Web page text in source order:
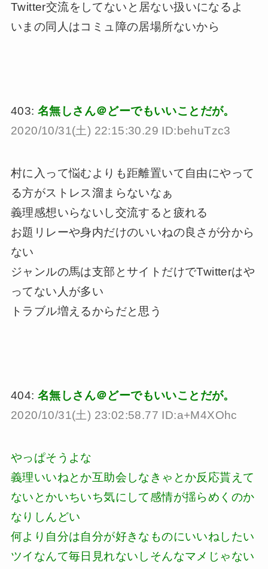
Twitter交流をしてないと居ない扱いになるよ
いまの同人はコミュ障の居場所ないから
403: 名無しさん＠どーでもいいことだが。
2020/10/31(土) 22:15:30.29 ID:behuTzc3
村に入って悩むよりも距離置いて自由にやって
る方がストレス溜まらないなぁ
義理感想いらないし交流すると疲れる
お題リレーや身内だけのいいねの良さが分から
ない
ジャンルの馬は支部とサイトだけでTwitterはや
ってない人が多い
トラブル増えるからだと思う
404: 名無しさん＠どーでもいいことだが。
2020/10/31(土) 23:02:58.77 ID:a+M4XOhc
やっぱそうよな
義理いいねとか互助会しなきゃとか反応貰えて
ないとかいちいち気にして感情が揺らめくのか
なりしんどい
何より自分は自分が好きなものにいいねしたい
ツイなんて毎日見れないしそんなマメじゃない